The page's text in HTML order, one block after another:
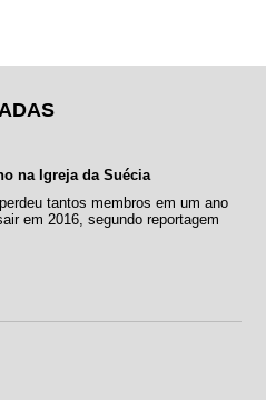
na Igreja da Suécia
tantos membros em um ano
em 2016, segundo reportagem